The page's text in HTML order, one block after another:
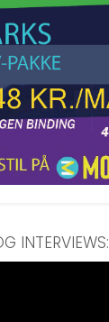
INTERVIEWS: